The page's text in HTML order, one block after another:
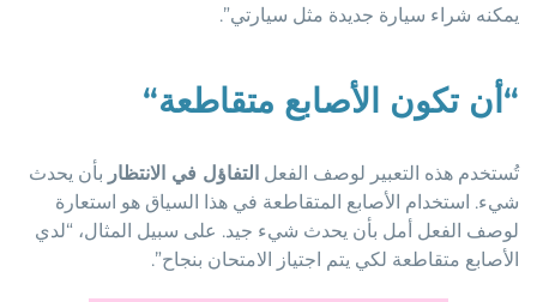
يمكنه شراء سيارة جديدة مثل سيارتي”.
“أن تكون الأصابع متقاطعة“
تُستخدم هذه التعبير لوصف الفعل التفاؤل في الانتظاربأن يحدث
شيء. استخدام الأصابع المتقاطعة في هذا السياق هو استعارة
لوصف الفعل أمل بأن يحدث شيء جيد. على سبيل المثال، “لدي
الأصابع متقاطعة لكي يتم اجتياز الامتحان بنجاح”.